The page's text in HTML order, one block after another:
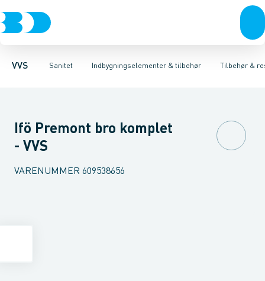
VVS Sanitet
Rør & fittingsPressfittings & rørKuglehaner & ventilerAfløb
Indbygningselementer & tilbehør
Toiletter, sæder og cisternerVaskeArmaturerBrusereTilbehør &
Høje Indbygnings elementerLave Indbygnings elementer
Ifö Premont bro komplet
- VVS
VARENUMMER 609538656